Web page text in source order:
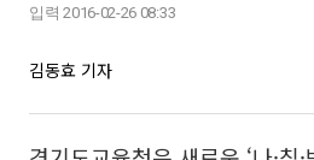
입력 2016-02-26 08:33
김동효 기자